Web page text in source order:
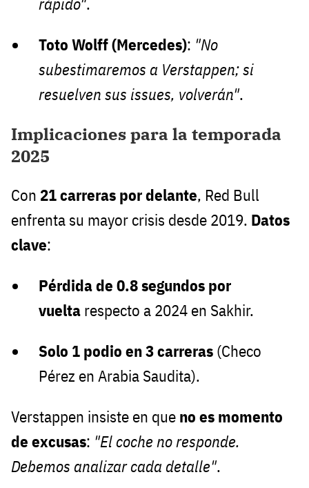
rápido".
Toto Wolff (Mercedes): "No
subestimaremos a Verstappen; si
resuelven sus issues, volverán".
Implicaciones para la temporada
2025
Con 21 carreras por delante, Red Bull
enfrenta su mayor crisis desde 2019. Datos
clave:
Pérdida de 0.8 segundos por
vuelta respecto a 2024 en Sakhir.
Solo 1 podio en 3 carreras (Checo
Pérez en Arabia Saudita).
Verstappen insiste en que no es momento
de excusas: "El coche no responde.
Debemos analizar cada detalle".